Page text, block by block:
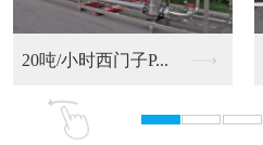
RO反渗透净化水设备